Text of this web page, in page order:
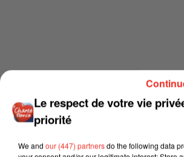
Le respect de votre vie
priorité
We and our (447) partnersdo the following data